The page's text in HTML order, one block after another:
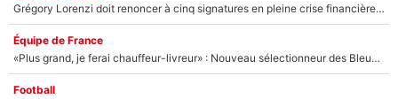
Grégory Lorenzi doit renoncer à cinq signatures en pleine crise financière : L’IA propose sept noms à l’OM pour un mercato réussi... à seulement 5M€ !
Équipe de France
«Plus grand, je ferai chauffeur-livreur» : Nouveau sélectionneur des Bleus, Zinédine Zidane s’était imaginé un avenir très différent lorsqu'il était enfant
Football